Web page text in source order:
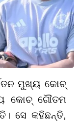
ମୁଖ୍ୟ କୋଚ୍
କୋଚ୍ ଗୌତମ
ସେ କହିଛନ୍ତି,